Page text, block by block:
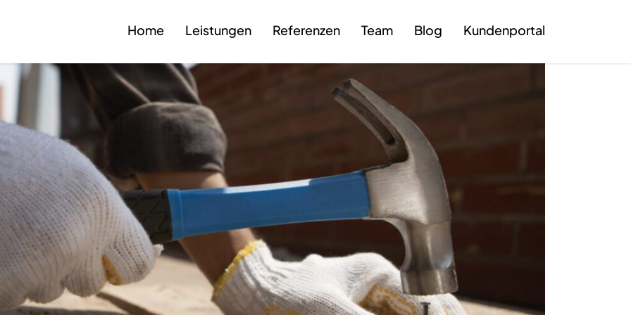
Home Leistungen Referenzen Team Blog Kundenportal